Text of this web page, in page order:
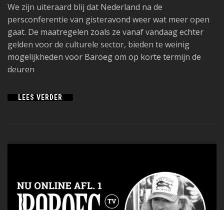
We zijn uiteraard blij dat Nederland na de
persconferentie van gisteravond weer wat meer open
gaat. De maatregelen zoals ze vanaf vandaag echter
gelden voor de culturele sector, bieden te weinig
mogelijkheden voor Baroeg om op korte termijn de
deuren
LEES VERDER